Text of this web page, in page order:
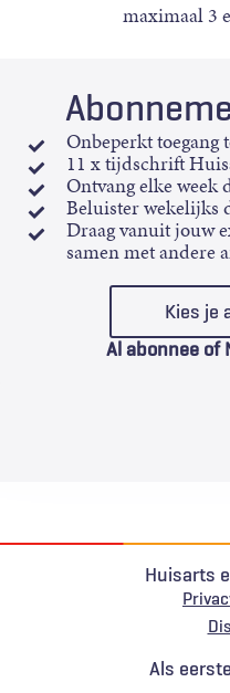
maximaal 3
Onbeperkt toegang
11 x tijdschrift
Ontvang elke
Beluister wekelijks
Draag vanuit jouw
samen met andere
Kies je
Al abonnee of
Huisarts
Als